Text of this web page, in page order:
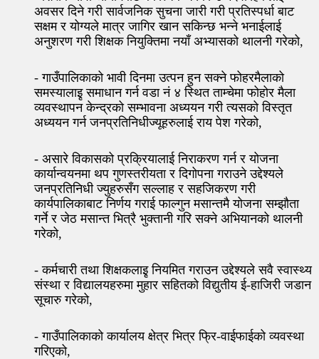
अवसर दिने गरी सार्वजनिक सुचना जारी गरी प्रतिस्पर्धा बाट
सक्षम र योग्यले मात्र जागिर खान सकिन्छ भन्ने भनाईलाई
अनुशरण गरी शिक्षक नियुक्तिमा नयाँ अभ्यासको थालनी गरेको,
- गाउँपालिकाको भावी दिनमा उत्पन हुन सक्ने फोहरमैलाको
समस्यालाइृ समाधान गर्न वडा नं ४ स्थित ताम्चेमा फोहोर मैला
व्यवस्थापन केन्द्रको सम्भावना अध्ययन गरी त्यसको विस्तृत
अध्ययन गर्न जनप्रतिनिधीज्यूहरुलाई राय पेश गरेको,
- असारे विकासको प्रक्रियालाई निराकरण गर्न र योजना
कार्यान्वयनमा थप गुणस्तरीयता र दिगोपना गराउने उद्देश्यले
जनप्रतिनिधी ज्युहरुसँग सल्लाह र सहजिकरण गरी
कार्यपालिकाबाट निर्णय गराई फाल्गुन मसान्तमै योजना सम्झौता
गर्ने र जेठ मसान्त भित्रै भुक्तानी गरि सक्ने अभियानको थालनी
गरेको,
- कर्मचारी तथा शिक्षकलाइृ नियमित गराउन उद्देश्यले सवै स्वास्थ्य
संस्था र विद्यालयहरुमा मुहार सहितको विद्युतीय ई-हाजिरी जडान
सूचारु गरेको,
- गाउँपालिकाको कार्यालय क्षेत्र भित्र फ्रि-वाईफाईको व्यवस्था
गरिएको,